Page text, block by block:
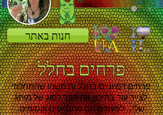
חנות באתר
פרחים בחלל
פרחים דמיוניים בחלל זה משהו שהתחלתי
לצייר עוד בתיכון, וזה הפך לסוג של מותג
שלי... לפעמים הם סתם יפים וקסומים.